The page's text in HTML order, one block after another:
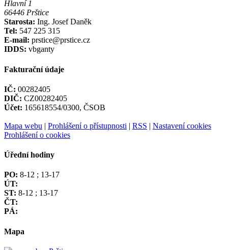
Hlavní 1
66446 Prštice
Starosta: Ing. Josef Daněk
Tel: 547 225 315
E-mail: prstice@prstice.cz
IDDS: vbganty
Fakturační údaje
IČ: 00282405
DIČ: CZ00282405
Účet: 165618554/0300, ČSOB
Mapa webu | Prohlášení o přístupnosti | RSS | Nastavení cookies
Prohlášení o cookies
Úřední hodiny
PO: 8-12 ; 13-17
ÚT:
ST: 8-12 ; 13-17
ČT:
PÁ:
Mapa